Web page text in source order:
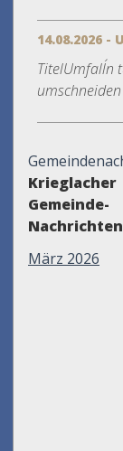
14.08.2026 -
Krieglacher
Gemeinde-
Nachrichten
März 2026